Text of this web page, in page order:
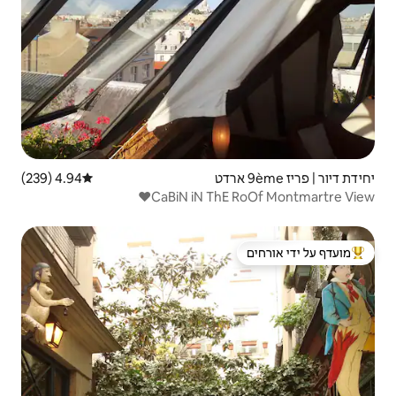
דירוג ממוצע של 4.94 מתוך 5, 239 ביקורות
4.94 (239)
ידי אורחים